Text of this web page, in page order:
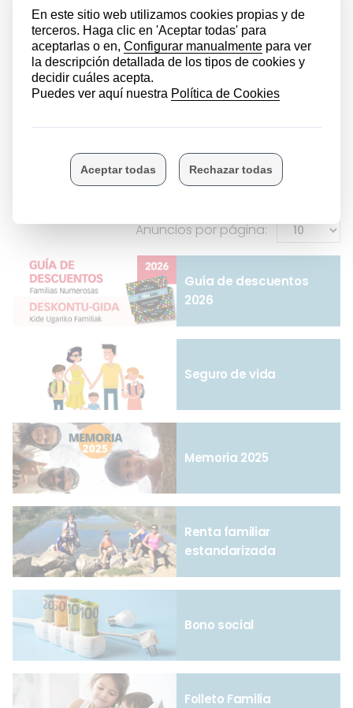
SE VENDE frigorífico congelador BALAY de
Hirukide
Medidas: 60 x 60 x 160 cm.
Vistas totales: 40
Anuncios por página:
Guía de descuentos
2026
Seguro de vida
Memoria 2025
Renta familiar
estandarizada
Bono social
Folleto Familia